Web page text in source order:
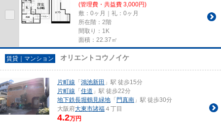
(管理費・共益費 3,000円)
敷：0ヶ月｜礼：0ヶ月
所在階：2階
間取り：1K
面積：22.37㎡
賃貸｜マンション オリエントコウノイケ
片町線 「 鴻池新田 」駅 徒歩15分
片町線 「 住道 」駅 徒歩22分
地下鉄長堀鶴見緑地 「 門真南 」駅 徒歩30分
大阪府大東市諸福 ４丁目
4.2万円